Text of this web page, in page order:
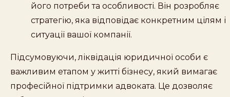
його потреби та особливості. Він розробляє
стратегію, яка відповідає конкретним цілям і
ситуації вашої компанії.
Підсумовуючи, ліквідація юридичної особи є
важливим етапом у житті бізнесу, який вимагає
професійної підтримки адвоката. Це дозволяє